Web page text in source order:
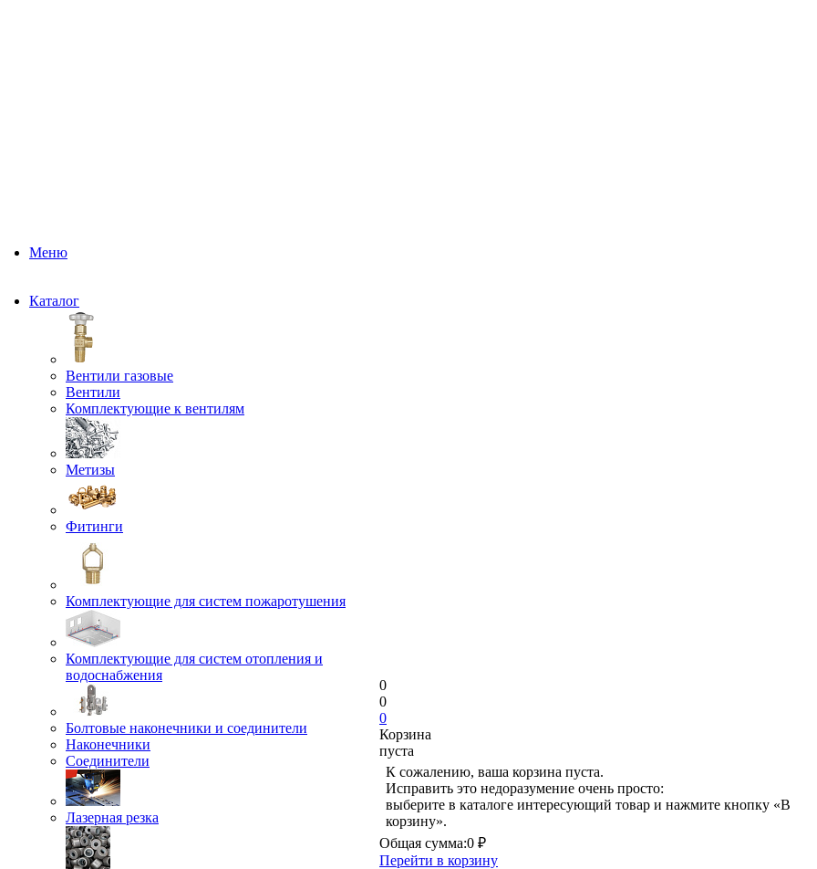
Меню
Каталог
Вентили газовые
Вентили
Комплектующие к вентилям
Метизы
Фитинги
Комплектующие для систем пожаротушения
Комплектующие для систем отопления и
водоснабжения
Болтовые наконечники и соединители
Наконечники
Соединители
Лазерная резка
0
0
0
Корзина
пуста
К сожалению, ваша корзина пуста.
Исправить это недоразумение очень просто:
выберите в каталоге интересующий товар и нажмите кнопку «В
корзину».
Общая сумма:0 ₽
Перейти в корзину